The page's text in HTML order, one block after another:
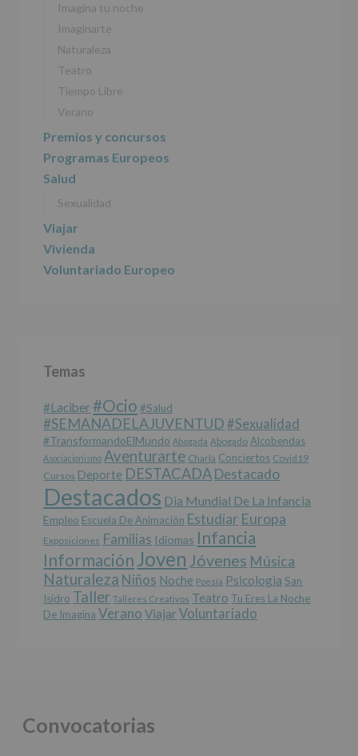
Imagina tu noche
Imaginarte
Naturaleza
Teatro
Tiempo Libre
Verano
Premios y concursos
Programas Europeos
Salud
Sexualidad
Viajar
Vivienda
Voluntariado Europeo
Temas
#laciber#Ocio #salud
#SEMANADELAJUVENTUD #sexualidad
#TransformandoElMundo Abogada Abogado Alcobendas
Asociacionismo Aventurarte Charla Conciertos Covid19
Cursos Deporte DESTACADADestacado
Destacados Dia Mundial De La Infancia
Empleo Escuela De Animación Estudiar Europa
Exposiciones Familias Idiomas Infancia
Información Joven Jóvenes Música
Naturaleza Niños Noche Poesía Psicologia San
Isidro Taller Talleres Creativos Teatro Tu Eres La Noche
De Imagina Verano Viajar Voluntariado
Convocatorias